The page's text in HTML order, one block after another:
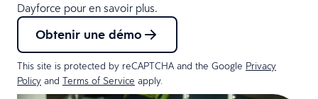
Dayforce pour en savoir plus.
Obtenir une démo
This site is protected by reCAPTCHA and the Google Privacy
Policy and Terms of Service apply.